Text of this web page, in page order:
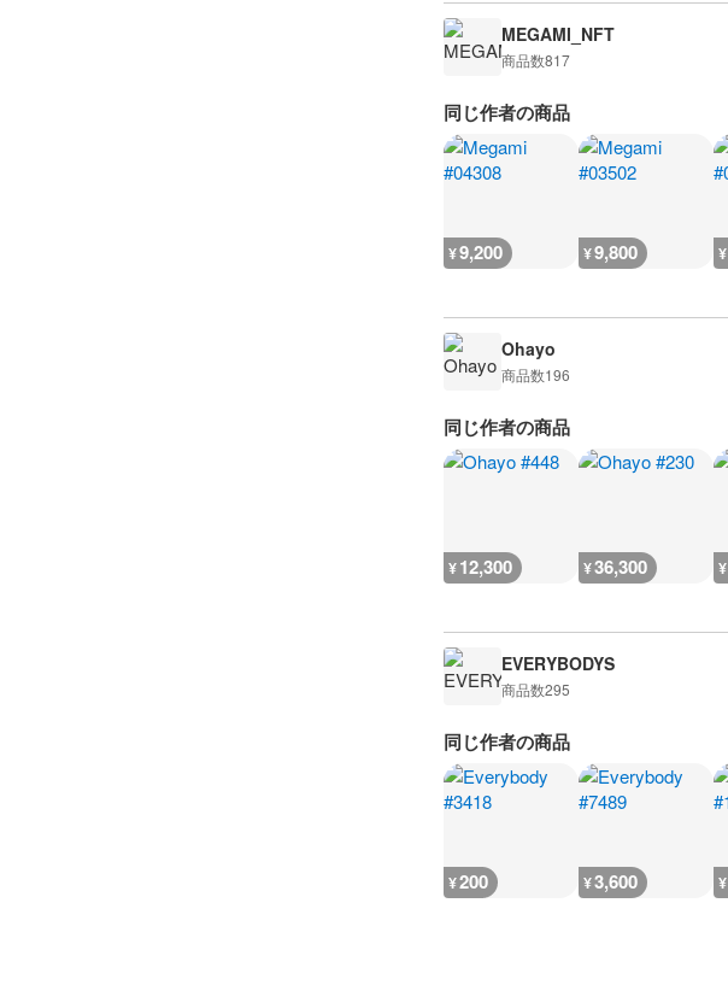
MEGAMI_NFT
商品数817
同じ作者の商品
¥9,200 ¥9,800 ¥
Ohayo
商品数196
同じ作者の商品
¥12,300 ¥36,300 ¥
EVERYBODYS
商品数295
同じ作者の商品
¥200 ¥3,600 ¥